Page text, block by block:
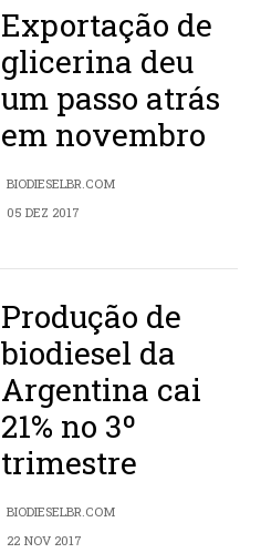
Exportação de
glicerina deu
um passo atrás
em novembro
BIODIESELBR.COM
05 DEZ 2017
Produção de
biodiesel da
Argentina cai
21% no 3º
trimestre
BIODIESELBR.COM
22 NOV 2017